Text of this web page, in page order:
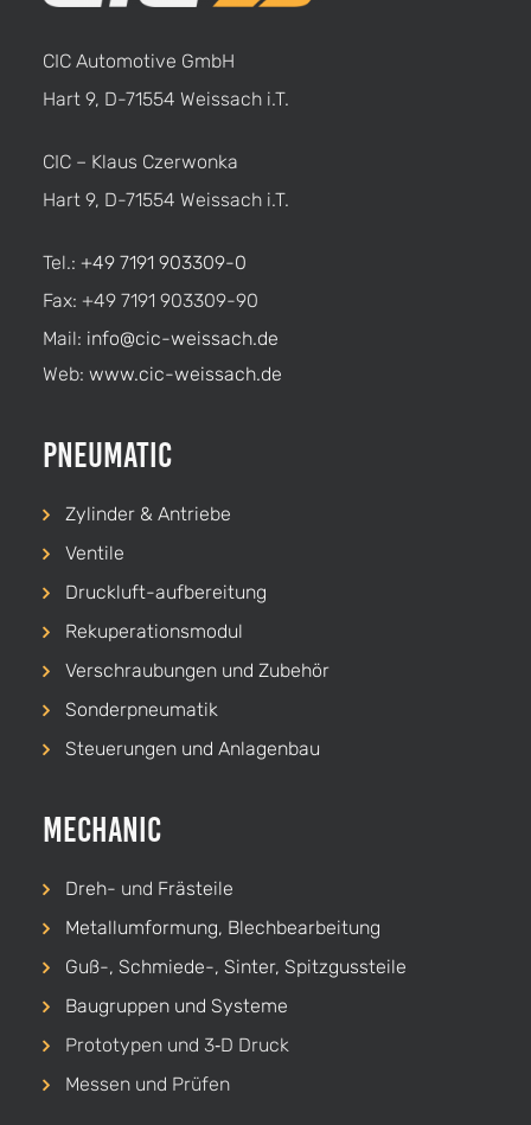
CIC Automotive GmbH
Hart 9, D-71554 Weissach i.T.
CIC – Klaus Czerwonka
Hart 9, D-71554 Weissach i.T.
Tel.: +49 7191 903309-0
Fax: +49 7191 903309-90
Mail: info@cic-weissach.de
Web: www.cic-weissach.de
Pneumatic
Zylinder & Antriebe
Ventile
Druckluft-aufbereitung
Rekuperationsmodul
Verschraubungen und Zubehör
Sonderpneumatik
Steuerungen und Anlagenbau
Mechanic
Dreh- und Frästeile
Metallumformung, Blechbearbeitung
Guß-, Schmiede-, Sinter, Spitzgussteile
Baugruppen und Systeme
Prototypen und 3‑D Druck
Messen und Prüfen